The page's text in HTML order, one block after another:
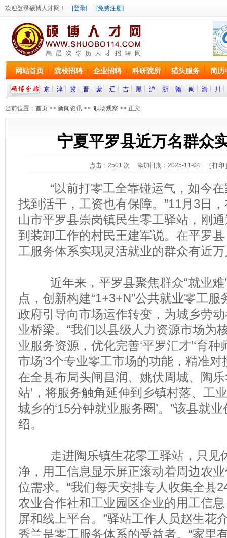
欢迎登录硕博人才网！ [登录] [免费注册]
网站首页 院校招聘 企业招聘 科研院所 猎头服务 简历
京 津 冀 晋 蒙 辽 吉 黑 沪 浙 赣 闽 渝 川
当前位置： 首页 >> 新闻资讯 >> 职场观察 >> 正文
宁夏平罗县近万名群众
点击： 2501 次 添加日期：2025-11-04 [打印
“以前打零工全靠碰运气，如今在
找到活干，工资也有保障。”11月3日
山市平罗县崇岗镇民生零工驿站，刚
到装卸工作的村民王建军说。在平罗
工服务体系实现灵活就业的群众有近
近年来，平罗县聚焦群众“就业难”
点，创新构建“1+3+N”公共就业零工
政府引导向市场运作转变，为城乡劳
业桥梁。“我们以县级人力资源市场为
业服务资源，优化完善‘平罗汇才’‘育种
市场’3个专业零工市场的功能，精准
在全县布局头闸昌润、姚伏周城、陶
站’，将服务触角延伸到乡镇村落、工
城乡的‘15分钟就业服务圈’。”该县就
绍。
走进陶乐镇生花零工驿站，只见
净，用工信息显示屏正滚动着周边农
位需求。“我们每天安排专人收集全县
农业合作社和工业园区企业的用工信
屏和线上平台。”驿站工作人员赵生花
秀兰是零工服务体系的受益者。“家里